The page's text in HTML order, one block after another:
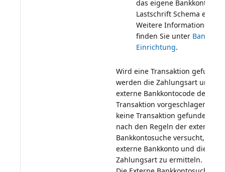
das eigene Bankkonto ein
Lastschrift Schema
Weitere Informationen
finden Sie unter
Einrichtung
Wird eine Transaktion
werden die Zahlungsart und
externe Bankkontocode der
Transaktion vorgeschlagen.
keine Transaktion gefunden,
nach den Regeln der externen
Bankkontosuche versucht, das
externe Bankkonto und die
Zahlungsart zu ermitteln.